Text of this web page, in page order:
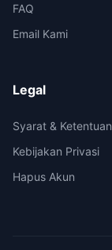
FAQ
Email Kami
Legal
Syarat & Ketentuan
Kebijakan Privasi
Hapus Akun